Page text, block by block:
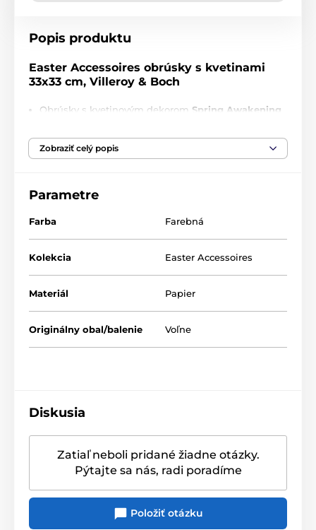
Popis produktu
Easter Accessoires obrúsky s kvetinami
33x33 cm, Villeroy & Boch
Obrúsky s kvetinovým dekorom Spring Awakening
20 kusov obrúskov v balení
Produkt je zaradený v kategóriách
Obrúsky Veľkonočné stolovanie
Zobraziť celý popis
Parametre
Farba Farebná
Kolekcia Easter Accessoires
Materiál Papier
Originálny obal/balenie Voľne
Diskusia
Zatiaľ neboli pridané žiadne otázky.
Pýtajte sa nás, radi poradíme
Položiť otázku